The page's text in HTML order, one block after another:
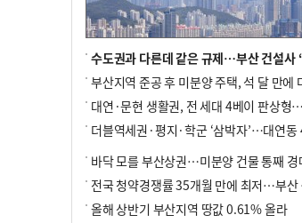
바닥 모를 부산상권…미분양 건물 통째 경
전국
올해 상반기 부산지역 땅값 0.61% 올라